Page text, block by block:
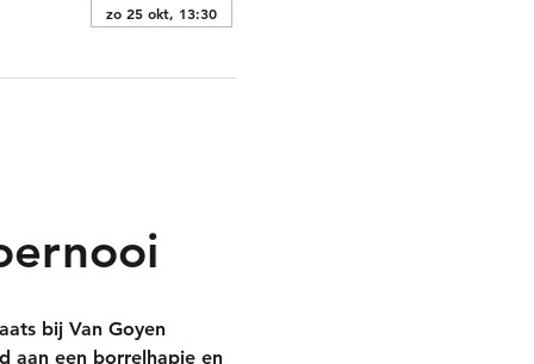
zo 25 okt, 13:30
bij Van Goyen
aan een borrelhapje en